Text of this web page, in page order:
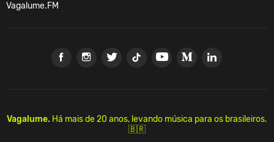
Vagalume.FM
Vagalume. Há mais de 20 anos, levando música para os brasileiros.
🇧🇷